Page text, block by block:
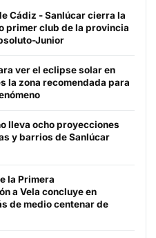
Cádiz - Sanlúcar cierra la
primer club de la provincia
Junior
ver el eclipse solar en
la zona recomendada para
lleva ocho proyecciones
y barrios de Sanlúcar
la Primera
a Vela concluye en
de medio centenar de